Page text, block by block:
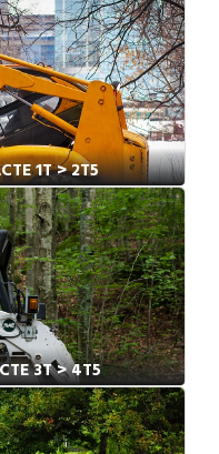
1T > 2T5
3T > 4T5